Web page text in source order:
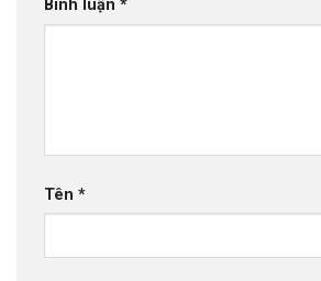
Bình luận *
Tên *